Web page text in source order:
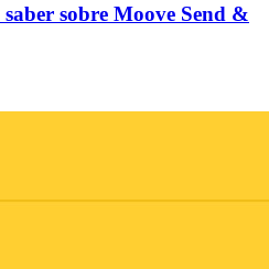
sobre Moove Send &